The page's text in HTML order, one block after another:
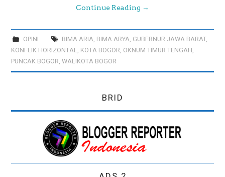
Continue Reading →
OPINI BIMA ARIA, BIMA ARYA, GUBERNUR JAWA BARAT,
KONFLIK HORIZONTAL, KOTA BOGOR, OKNUM TIMUR TENGAH,
PUNCAK BOGOR,WALIKOTA BOGOR
BRID